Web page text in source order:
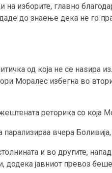
изборите, главно
до знаење дека не го
од која не се наѕира
Моралес избегна во
реторика со
парализираа вчера
и во другите,
додека јавниот превоз